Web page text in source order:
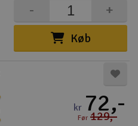
Køb
+
-
kr 72,-
Før 129,-